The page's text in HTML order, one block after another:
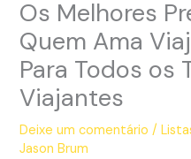
Os Melhores
Quem Ama
Para Todos os
Viajantes
Deixe um comentário /
Jason Brum